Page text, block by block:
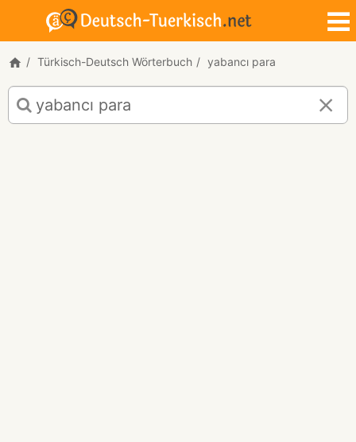
Türkisch-Deutsch Wörterbuch yabancı para
Türkisch-
Deutsch
Übersetzung